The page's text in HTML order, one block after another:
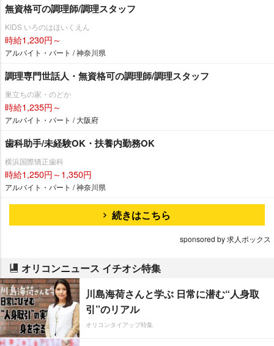
無資格可の調理師/調理スタッフ
KIDS いろのはほいくえん
時給1,230円～
アルバイト・パート / 神奈川県
調理専門世話人・無資格可の調理師/調理スタッフ
巣立ちの家・のどか
時給1,235円～
アルバイト・パート / 大阪府
歯科助手/未経験OK・扶養内勤務OK
横浜国際矯正歯科
時給1,250円～1,350円
アルバイト・パート / 神奈川県
続きはこちら
sponsored by 求人ボックス
オリコンニュース イチオシ特集
川島海荷さんと学ぶ 日常に潜む“人身取
引”のリアル
オリコンタイアップ特集